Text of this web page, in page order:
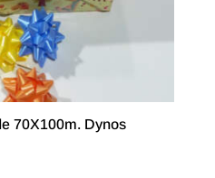
70X100m. Dynos